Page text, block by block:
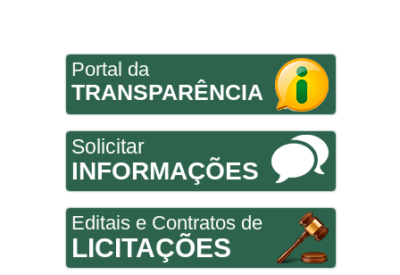
Portal da
TRANSPARÊNCIA
Solicitar
INFORMAÇÕES
Editais e Contratos de
LICITAÇÕES